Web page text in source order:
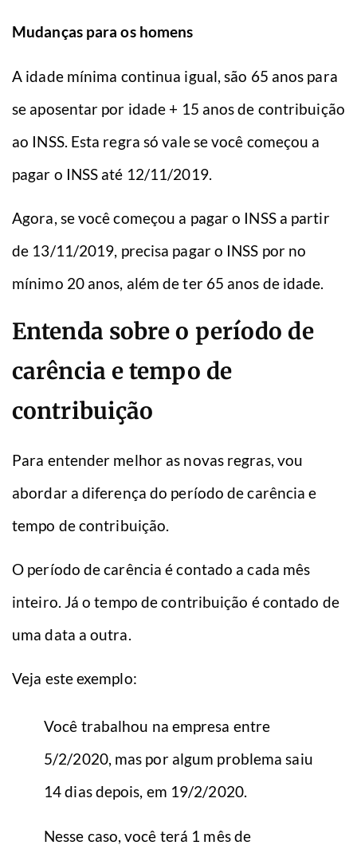
Mudanças para os homens
A idade mínima continua igual, são 65 anos para
se aposentar por idade + 15 anos de contribuição
ao INSS. Esta regra só vale se você começou a
pagar o INSS até 12/11/2019.
Agora, se você começou a pagar o INSS a partir
de 13/11/2019, precisa pagar o INSS por no
mínimo 20 anos, além de ter 65 anos de idade.
Entenda sobre o período de
carência e tempo de
contribuição
Para entender melhor as novas regras, vou
abordar a diferença do período de carência e
tempo de contribuição.
O período de carência é contado a cada mês
inteiro. Já o tempo de contribuição é contado de
uma data a outra.
Veja este exemplo:
Você trabalhou na empresa entre
5/2/2020, mas por algum problema saiu
14 dias depois, em 19/2/2020.
Nesse caso, você terá 1 mês de